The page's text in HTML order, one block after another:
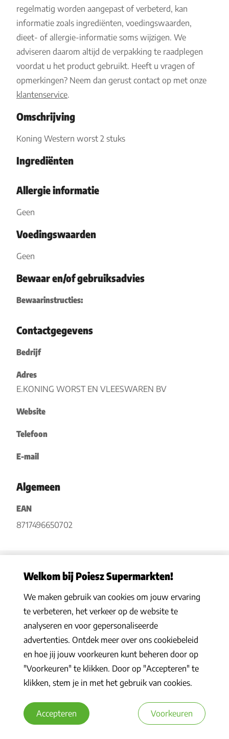
regelmatig worden aangepast of verbeterd, kan
informatie zoals ingrediënten, voedingswaarden,
dieet- of allergie-informatie soms wijzigen. We
adviseren daarom altijd de verpakking te raadplegen
voordat u het product gebruikt. Heeft u vragen of
opmerkingen? Neem dan gerust contact op met onze
klantenservice.
Omschrijving
Koning Western worst 2 stuks
Ingrediënten
Allergie informatie
Geen
Voedingswaarden
Geen
Bewaar en/of gebruiksadvies
Bewaarinstructies:
Contactgegevens
Bedrijf
Adres
E.KONING WORST EN VLEESWAREN BV
Website
Telefoon
E-mail
Algemeen
EAN
8717496650702
Privacy statement|Algemene voorwaarden |Hoe werkt het |
Veelgestelde vragen|Cookies
© 2026 Poiesz Supermarkten B.V. Alle rechten voorbehouden
Welkom bij Poiesz Supermarkten!
We maken gebruik van cookies om jouw ervaring
te verbeteren, het verkeer op de website te
analyseren en voor gepersonaliseerde
advertenties. Ontdek meer over ons cookiebeleid
en hoe jij jouw voorkeuren kunt beheren door op
"Voorkeuren" te klikken. Door op "Accepteren" te
klikken, stem je in met het gebruik van cookies.
Accepteren Voorkeuren